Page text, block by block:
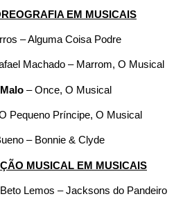
EM MUSICAIS
– Alguma Coisa Podre
Machado – Marrom, O Musical
– Once, O Musical
Pequeno Príncipe, O Musical
– Bonnie & Clyde
MUSICAL EM MUSICAIS
Lemos – Jacksons do Pandeiro